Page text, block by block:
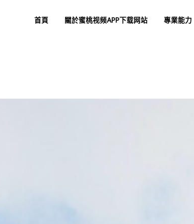
9e/c0022/a2ac8.html): failed to open stream: No such file or
首頁 關於蜜桃视频APP下载网站 專業能力